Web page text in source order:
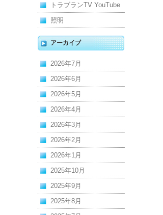
トラブランTV YouTube
照明
アーカイブ
2026年7月
2026年6月
2026年5月
2026年4月
2026年3月
2026年2月
2026年1月
2025年10月
2025年9月
2025年8月